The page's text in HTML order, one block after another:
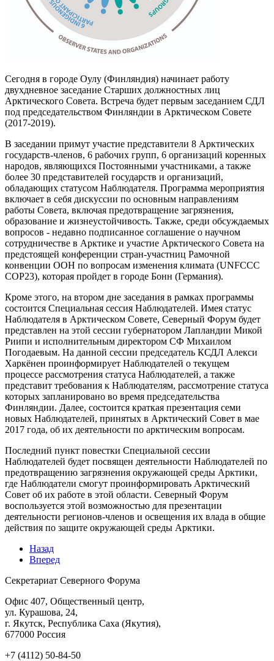
Сегодня в городе Оулу (Финляндия) начинает работу
двухдневное заседание Старших должностных лиц
Арктического Совета. Встреча будет первым заседанием СДЛ
под председательством Финляндии в Арктическом Совете
(2017-2019).
В заседании примут участие представители 8 Арктических
государств-членов, 6 рабочих групп, 6 организаций коренных
народов, являющихся Постоянными участниками, а также
более 30 представителей государств и организаций,
обладающих статусом Наблюдателя. Программа мероприятия
включает в себя дискуссии по основным направлениям
работы Совета, включая предотвращение загрязнения,
образование и жизнеустойчивость. Также, среди обсуждаемых
вопросов - недавно подписанное соглашение о научном
сотрудничестве в Арктике и участие Арктического Совета на
предстоящей конференции стран-участниц Рамочной
конвенции ООН по вопросам изменения климата (UNFCCC
COP23), которая пройдет в городе Бонн (Германия).
Кроме этого, на втором дне заседания в рамках программы
состоится Специальная сессия Наблюдателей. Имея статус
Наблюдателя в Арктическом Совете, Северный Форум будет
представлен на этой сессии губернатором Лапландии Микой
Риипи и исполнительным директором СФ Михаилом
Погодаевым. На данной сессии председатель КСДЛ Алекси
Харкёнен проинформирует Наблюдателей о текущем
процессе рассмотрения статуса Наблюдателей, а также
представит требования к Наблюдателям, рассмотрение статуса
которых запланировано во время председательства
Финляндии. Далее, состоится краткая презентация семи
новых Наблюдателей, принятых в Арктический Совет в мае
2017 года, об их деятельности по арктическим вопросам.
Последний пункт повестки Специальной сессии
Наблюдателей будет посвящен деятельности Наблюдателей по
предотвращению загрязнения окружающей среды Арктики,
где Наблюдатели смогут проинформировать Арктический
Совет об их работе в этой области. Северный Форум
воспользуется этой возможностью для презентации
деятельности регионов-членов и освещения их влада в общие
действия по защите окружающей среды Арктики.
Назад
Вперед
Секретариат Северного Форума
Офис 407, Общественный центр,
ул. Курашова, 24,
г. Якутск, Республика Саха (Якутия),
677000 Россия
+7 (4112) 50-84-50